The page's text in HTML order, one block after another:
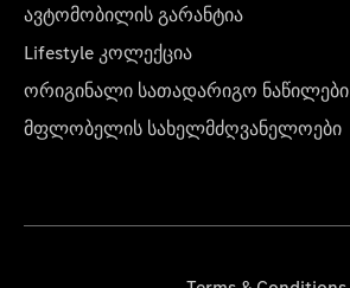
ავტომობილის გარანტია
Lifestyle კოლექცია
ორიგინალი სათადარიგო ნაწილები
მფლობელის სახელმძღვანელოები